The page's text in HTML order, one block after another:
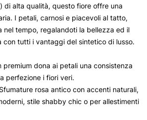
di alta qualità, questo fiore offre una
I petali, carnosi e piacevoli al tatto,
nel tempo, regalandoti la bellezza ed il
con tutti i vantaggi del sintetico di lusso.
premium dona ai petali una consistenza
perfezione i fiori veri.
rosa antico con accenti naturali,
stile shabby chic o per allestimenti